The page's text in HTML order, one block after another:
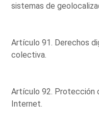
sistemas de
Artículo 91. Derechos
colectiva.
Artículo 92. Protección
Internet.